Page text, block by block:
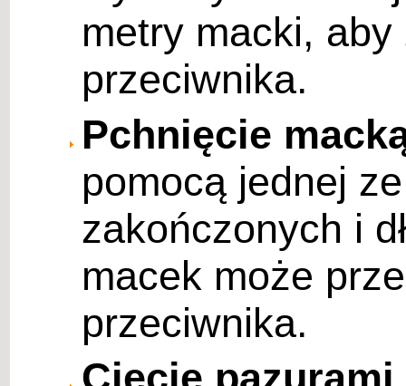
metry macki, aby
przeciwnika.
Pchnięcie
pomocą jednej
zakończonych i
macek może
przeciwnika.